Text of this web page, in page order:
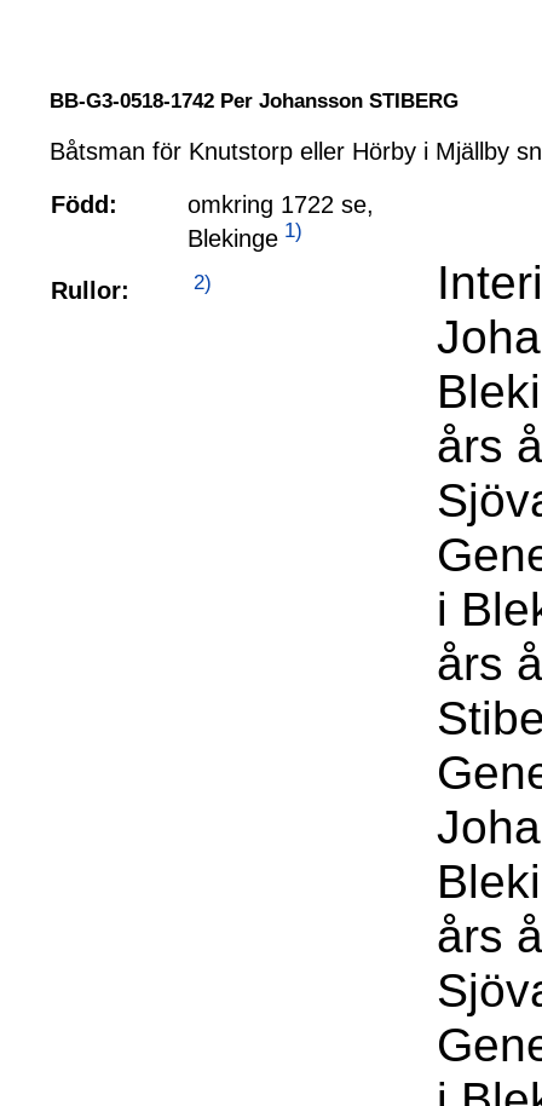
BB-G3-0518-1742 Per Johansson STIBERG
Båtsman för Knutstorp eller Hörby i Mjällby
Född:
omkring 1722 se,
Blekinge 1)
Rullor: 2)
års
i
års
års